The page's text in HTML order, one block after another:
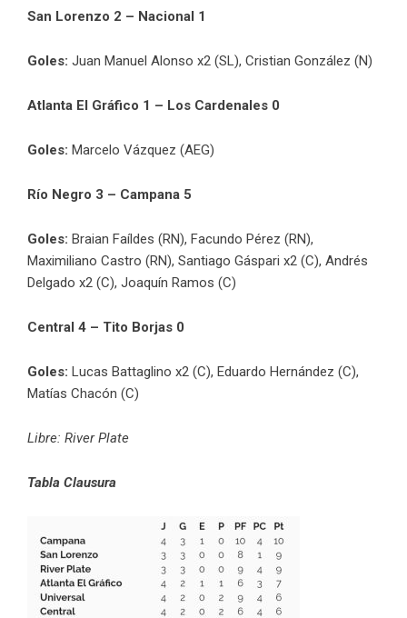
San Lorenzo 2 – Nacional 1
Goles: Juan Manuel Alonso x2 (SL), Cristian González (N)
Atlanta El Gráfico 1 – Los Cardenales 0
Goles: Marcelo Vázquez (AEG)
Río Negro 3 – Campana 5
Goles: Braian Faíldes (RN), Facundo Pérez (RN),
Maximiliano Castro (RN), Santiago Gáspari x2 (C), Andrés
Delgado x2 (C), Joaquín Ramos (C)
Central 4 – Tito Borjas 0
Goles: Lucas Battaglino x2 (C), Eduardo Hernández (C),
Matías Chacón (C)
Libre: River Plate
Tabla Clausura